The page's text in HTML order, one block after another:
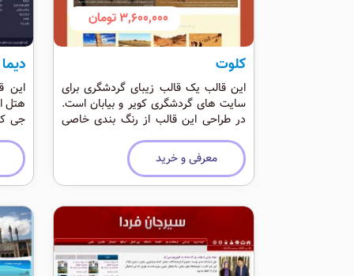
3,600,000 تومان
کلوت
این قالب یک قالب زیبای گردشگری برای
سایت های گردشگری کویر و بیابان است.
در طراحی این قالب از رنگ بندی خاصی
استفاده شده تا فضا کاملا کویری باشد.
این قالب موقعیت ماژول فراوان بهمراه
ماژول های زیبای تخصصی را در خود دارد.
معرفی و خرید
این
هتل
جی
هتل